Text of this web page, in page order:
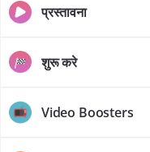
प्रस्तावना
शुरू करे
Video Boosters